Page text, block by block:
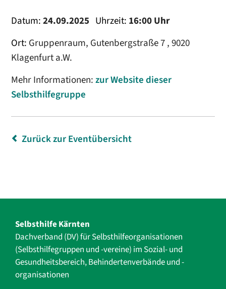
Datum:24.09.2025 Uhrzeit: 16:00 Uhr
Ort: Gruppenraum, Gutenbergstraße 7 , 9020
Klagenfurt a.W.
Mehr Informationen:zur Website dieser
Selbsthilfegruppe
Zurück zur Eventübersicht
Selbsthilfe Kärnten
Dachverband (DV) für Selbsthilfe­organisationen
(Selbsthilfegruppen und -vereine) im Sozial- und
Gesundheits­bereich, ­Behindertenverbände und ­-
organisationen